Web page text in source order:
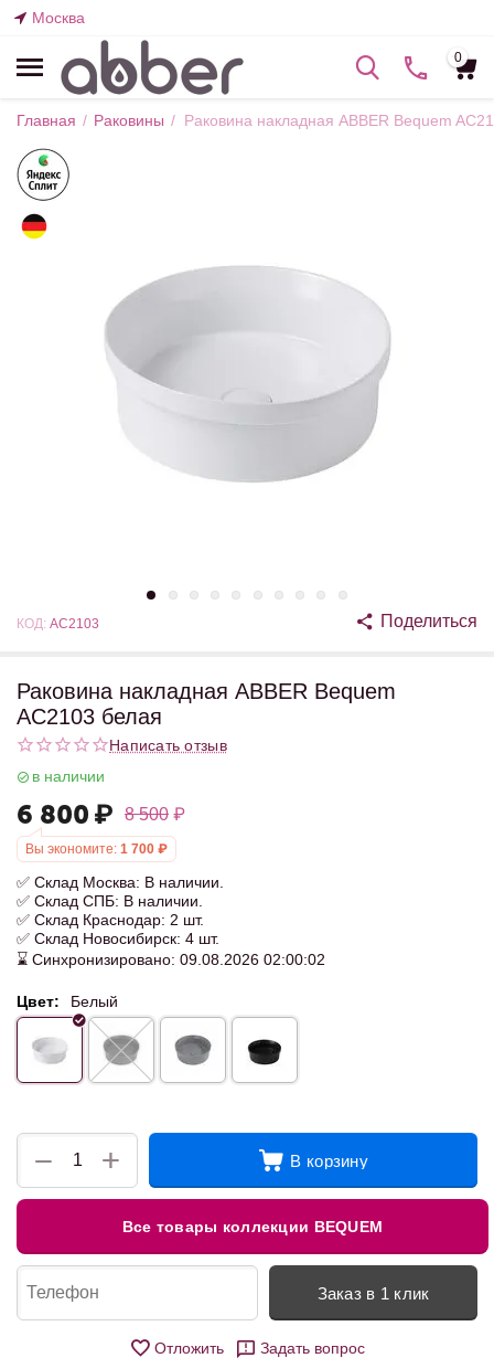
Москва
0
Главная / Раковины / Раковина накладная ABBER Bequem
КОД: AC2103 Поделиться
Раковина накладная ABBER Bequem
AC2103 белая
Написать отзыв
в наличии
6 800 ₽ 8 500 ₽
Вы экономите: 1 700 ₽
✅ Склад Москва: В наличии.
✅ Склад СПБ: В наличии.
✅ Склад Краснодар: 2 шт.
✅ Склад Новосибирск: 4 шт.
⌛ Синхронизировано: 09.08.2026 02:00:02
Цвет: Белый
+
− В корзину
Все товары коллекции BEQUEM
Заказ в 1 клик
Отложить Задать вопрос